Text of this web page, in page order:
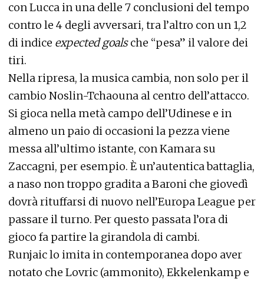
con Lucca in una delle 7 conclusioni del tempo
contro le 4 degli avversari, tra l’altro con un 1,2
di indice expected goalsche “pesa” il valore dei
tiri.
Nella ripresa, la musica cambia, non solo per il
cambio Noslin-Tchaouna al centro dell’attacco.
Si gioca nella metà campo dell’Udinese e in
almeno un paio di occasioni la pezza viene
messa all’ultimo istante, con Kamara su
Zaccagni, per esempio. È un’autentica battaglia,
a naso non troppo gradita a Baroni che giovedì
dovrà rituffarsi di nuovo nell’Europa League per
passare il turno. Per questo passata l’ora di
gioco fa partire la girandola di cambi.
Runjaic lo imita in contemporanea dopo aver
notato che Lovric (ammonito), Ekkelenkamp e